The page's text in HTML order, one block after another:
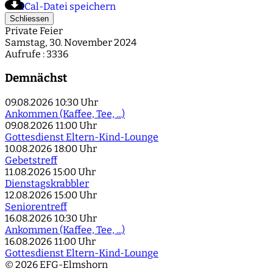
iCal-Datei speichern
Schliessen
Private Feier
Samstag, 30. November 2024
Aufrufe : 3336
Demnächst
09.08.2026 10:30 Uhr
Ankommen (Kaffee, Tee, ...)
09.08.2026 11:00 Uhr
Gottesdienst Eltern-Kind-Lounge
10.08.2026 18:00 Uhr
Gebetstreff
11.08.2026 15:00 Uhr
Dienstagskrabbler
12.08.2026 15:00 Uhr
Seniorentreff
16.08.2026 10:30 Uhr
Ankommen (Kaffee, Tee, ...)
16.08.2026 11:00 Uhr
Gottesdienst Eltern-Kind-Lounge
© 2026 EFG-Elmshorn